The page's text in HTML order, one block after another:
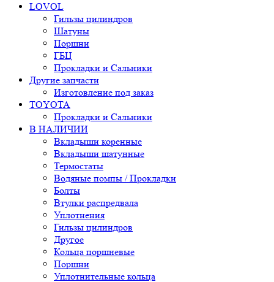
LOVOL
Гильзы цилиндров
Шатуны
Поршни
ГБЦ
Прокладки и Сальники
Другие запчасти
Изготовление под заказ
TOYOTA
Прокладки и Сальники
В НАЛИЧИИ
Вкладыши коренные
Вкладыши шатунные
Термостаты
Водяные помпы / Прокладки
Болты
Втулки распредвала
Уплотнения
Гильзы цилиндров
Другое
Кольца поршневые
Поршни
Уплотнительные кольца